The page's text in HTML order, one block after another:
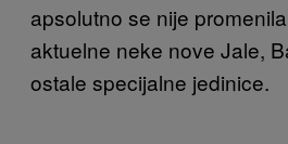
apsolutno se nije
aktuelne neke nove Jale,
ostale specijalne jedinice.